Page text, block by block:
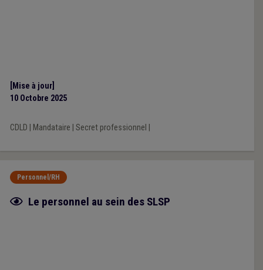
[Mise à jour]
10 Octobre 2025
CDLD Mandataire Secret professionnel
Personnel/RH
Fiche focus
Le personnel au sein des SLSP